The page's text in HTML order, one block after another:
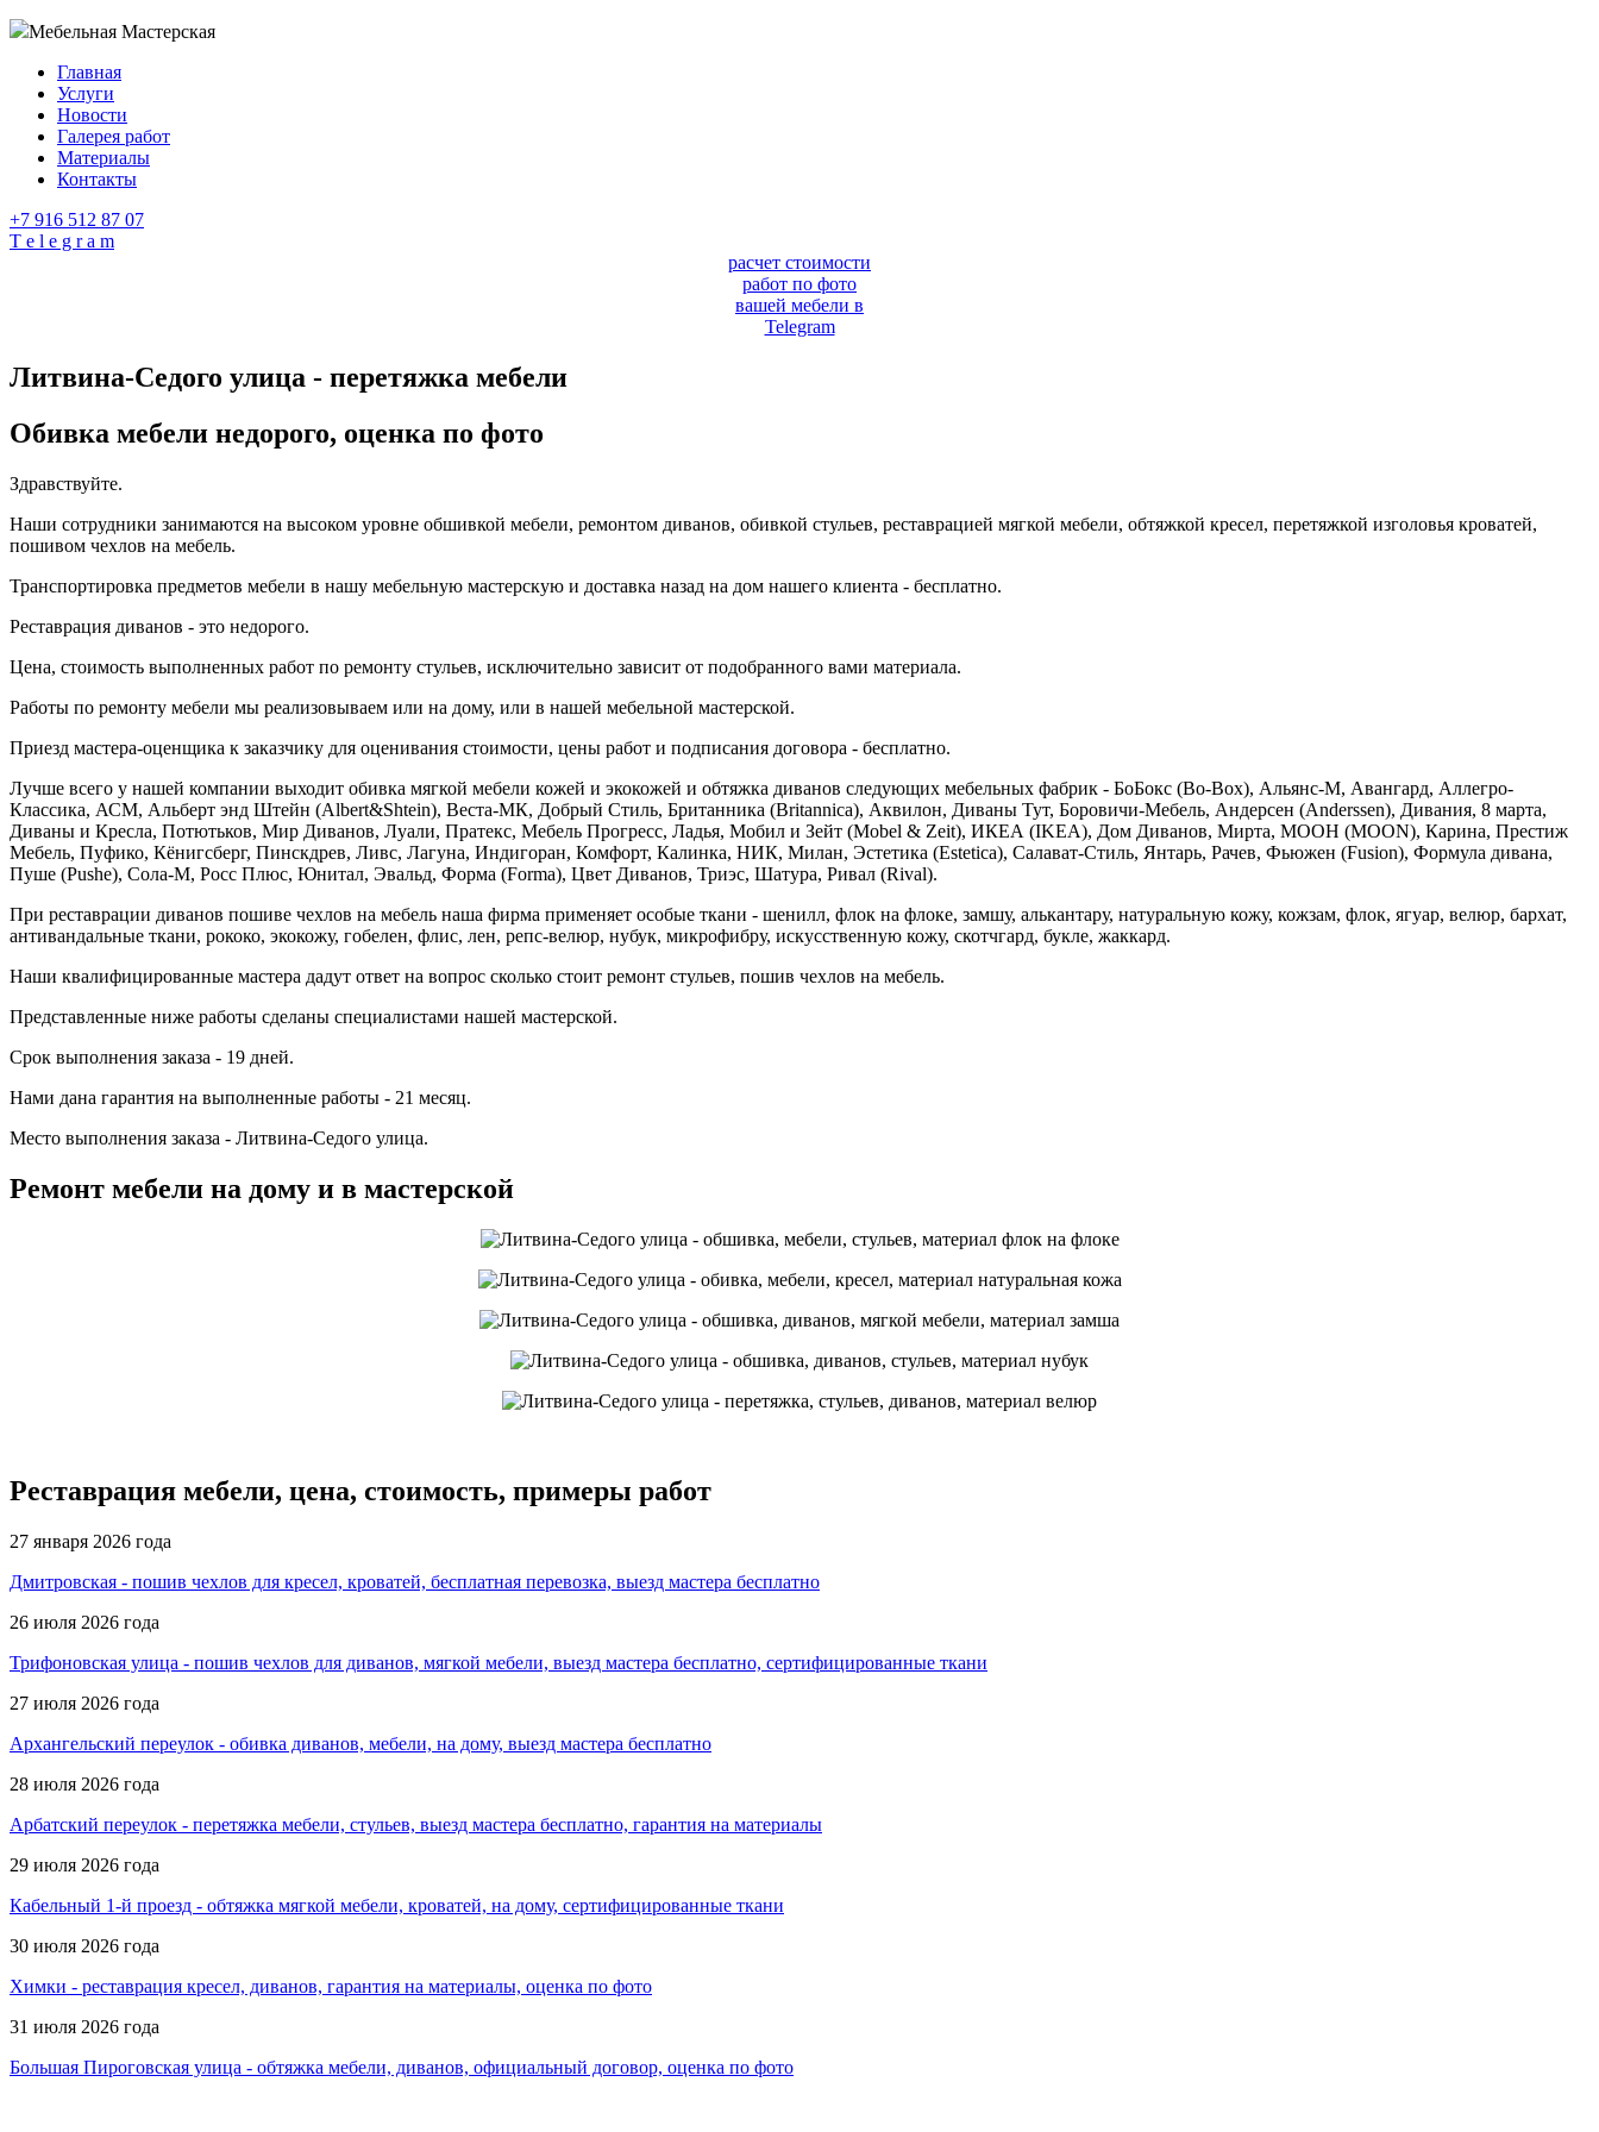
Мебельная Мастерская
Главная
Услуги
Новости
Галерея работ
Материалы
Контакты
+7 916 512 87 07
T e l e g r a m
расчет стоимости
работ по фото
вашей мебели в
Telegram
Литвина-Седого улица - перетяжка мебели
Обивка мебели недорого, оценка по фото
Здравствуйте.
Наши сотрудники занимаются на высоком уровне обшивкой мебели, ремонтом диванов, обивкой стульев, реставрацией мягкой мебели, обтяжкой кресел, перетяжкой изголовья кроватей,
пошивом чехлов на мебель.
Транспортировка предметов мебели в нашу мебельную мастерскую и доставка назад на дом нашего клиента - бесплатно.
Реставрация диванов - это недорого.
Цена, стоимость выполненных работ по ремонту стульев, исключительно зависит от подобранного вами материала.
Работы по ремонту мебели мы реализовываем или на дому, или в нашей мебельной мастерской.
Приезд мастера-оценщика к заказчику для оценивания стоимости, цены работ и подписания договора - бесплатно.
Лучше всего у нашей компании выходит обивка мягкой мебели кожей и экокожей и обтяжка диванов следующих мебельных фабрик - БоБокс (Bo-Box), Альянс-М, Авангард, Аллегро-
Классика, АСМ, Альберт энд Штейн (Albert&Shtein), Веста-МК, Добрый Стиль, Британника (Britannica), Аквилон, Диваны Тут, Боровичи-Мебель, Андерсен (Anderssen), Дивания, 8 марта,
Диваны и Кресла, Потютьков, Мир Диванов, Луали, Пратекс, Мебель Прогресс, Ладья, Мобил и Зейт (Mobel & Zeit), ИКЕА (IKEA), Дом Диванов, Мирта, МООН (MOON), Карина, Престиж
Мебель, Пуфико, Кёнигсберг, Пинскдрев, Ливс, Лагуна, Индигоран, Комфорт, Калинка, НИК, Милан, Эстетика (Estetica), Салават-Стиль, Янтарь, Рачев, Фьюжен (Fusion), Формула дивана,
Пуше (Pushe), Сола-М, Росс Плюс, Юнитал, Эвальд, Форма (Forma), Цвет Диванов, Триэс, Шатура, Ривал (Rival).
При реставрации диванов пошиве чехлов на мебель наша фирма применяет особые ткани - шенилл, флок на флоке, замшу, алькантару, натуральную кожу, кожзам, флок, ягуар, велюр, бархат,
антивандальные ткани, рококо, экокожу, гобелен, флис, лен, репс-велюр, нубук, микрофибру, искусственную кожу, скотчгард, букле, жаккард.
Наши квалифицированные мастера дадут ответ на вопрос сколько стоит ремонт стульев, пошив чехлов на мебель.
Представленные ниже работы сделаны специалистами нашей мастерской.
Срок выполнения заказа - 19 дней.
Нами дана гарантия на выполненные работы - 21 месяц.
Место выполнения заказа - Литвина-Седого улица.
Ремонт мебели на дому и в мастерской
Реставрация мебели, цена, стоимость, примеры работ
27 января 2026 года
Дмитровская - пошив чехлов для кресел, кроватей, бесплатная перевозка, выезд мастера бесплатно
26 июля 2026 года
Трифоновская улица - пошив чехлов для диванов, мягкой мебели, выезд мастера бесплатно, сертифицированные ткани
27 июля 2026 года
Архангельский переулок - обивка диванов, мебели, на дому, выезд мастера бесплатно
28 июля 2026 года
Арбатский переулок - перетяжка мебели, стульев, выезд мастера бесплатно, гарантия на материалы
29 июля 2026 года
Кабельный 1-й проезд - обтяжка мягкой мебели, кроватей, на дому, сертифицированные ткани
30 июля 2026 года
Химки - реставрация кресел, диванов, гарантия на материалы, оценка по фото
31 июля 2026 года
Большая Пироговская улица - обтяжка мебели, диванов, официальный договор, оценка по фото